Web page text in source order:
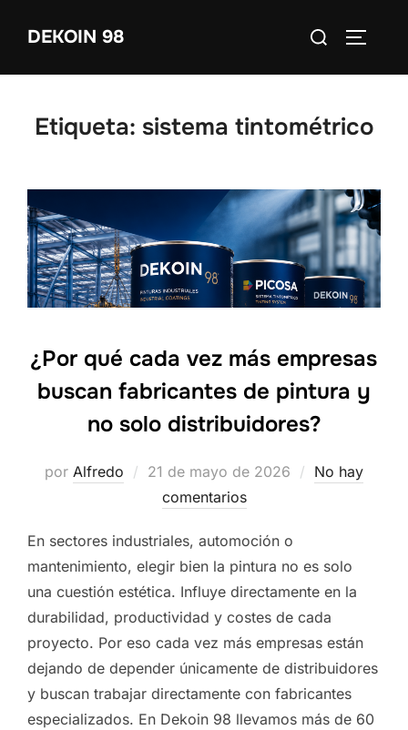
DEKOIN 98 Buscar:
Etiqueta: sistema tintométrico
¿Por qué cada vez más empresas
buscan fabricantes de pintura y
no solo distribuidores?
por Alfredo
Publicado
21 de mayo de 2026
No hay
comentarios
En sectores industriales, automoción o
mantenimiento, elegir bien la pintura no es solo
una cuestión estética. Influye directamente en la
durabilidad, productividad y costes de cada
proyecto. Por eso cada vez más empresas están
dejando de depender únicamente de distribuidores
y buscan trabajar directamente con fabricantes
especializados. En Dekoin 98 llevamos más de 60